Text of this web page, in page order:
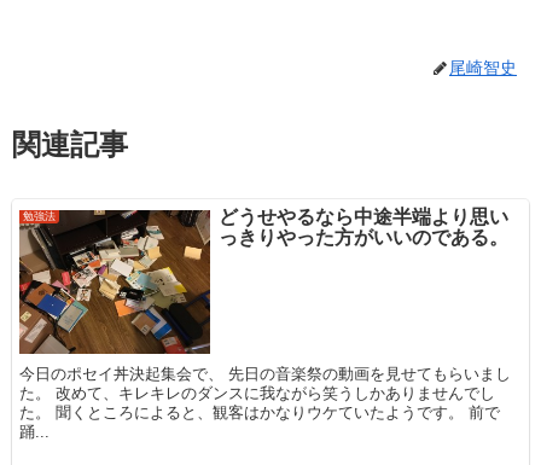
尾崎智史
関連記事
勉強法
どうせやるなら中途半端より思い
っきりやった方がいいのである。
今日のポセイ丼決起集会で、 先日の音楽祭の動画を見せてもらいまし
た。 改めて、キレキレのダンスに我ながら笑うしかありませんでし
た。 聞くところによると、観客はかなりウケていたようです。 前で
踊...